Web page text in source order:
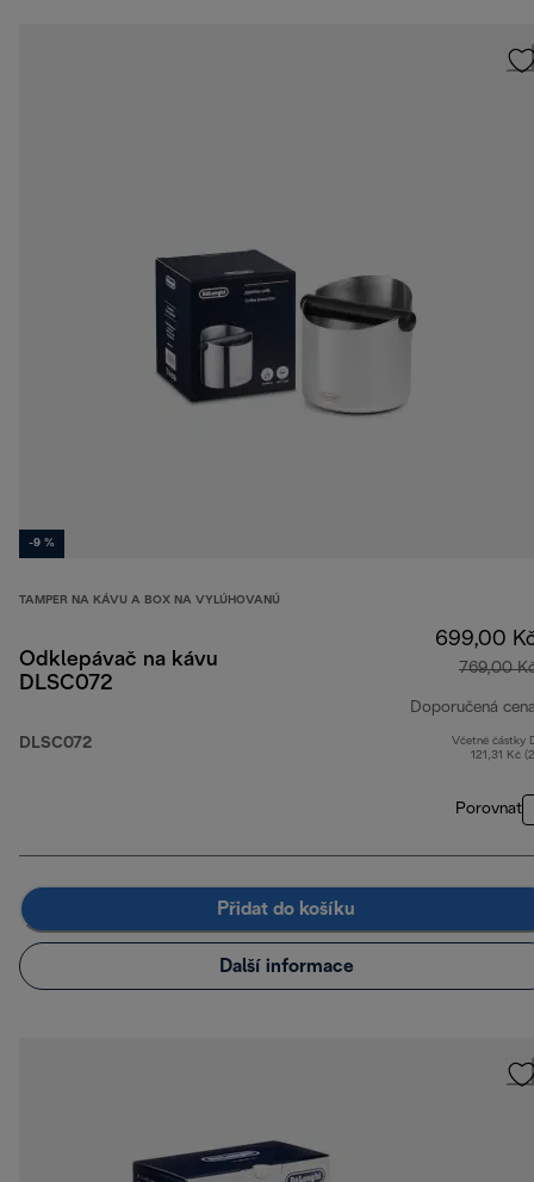
-9 %
TAMPER NA KÁVU A BOX NA VYLÚHOVANÚ
Odklepávač na kávu
DLSC072
DLSC072
699,00
769,00
Doporučená
Včetně částky
121,31 Kč
Porovnat
Přidat do košíku
Další informace